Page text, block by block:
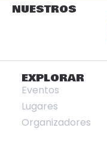
NUESTROS
EXPLORAR
Eventos
Lugares
Organizadores